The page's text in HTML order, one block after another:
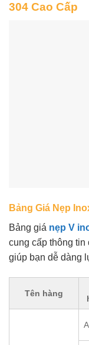
304 Cao Cấp
Bảng Giá Nẹp
Bảng giá nẹp V
cung cấp thông
giúp bạn dễ dàng
Tên hàng